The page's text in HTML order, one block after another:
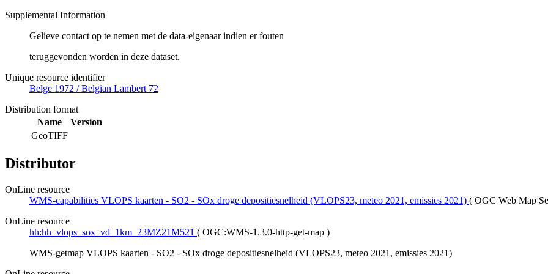
Supplemental Information
Gelieve contact op te nemen met de data-eigenaar indien er fouten
teruggevonden worden in deze dataset.
Unique resource identifier
Belge 1972 / Belgian Lambert 72
Distribution format
Name
Version
GeoTIFF
Distributor
OnLine resource
WMS-capabilities VLOPS kaarten - SO2 - SOx droge depositiesnelheid (VLOPS23, meteo 2021, emissies 2021) ( OGC Web Map
OnLine resource
hh:hh_vlops_sox_vd_1km_23MZ21M521 ( OGC:WMS-1.3.0-http-get-map )
WMS-getmap VLOPS kaarten - SO2 - SOx droge depositiesnelheid (VLOPS23, meteo 2021, emissies 2021)